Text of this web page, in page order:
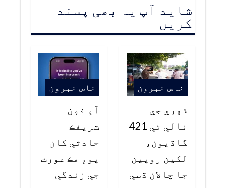
شاید آپ یہ بھی پسند
کریں
خاص خبرون
شهري جي
نالي تي 421
گاڏيون،
لکين روپين
جا چالان ڏسي
خاص خبرون
آءِ فون
ٽريفڪ
حادثي کان
پوءِ هڪ عورت
جي زندگي